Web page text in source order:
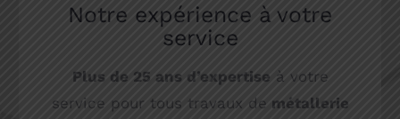
Notre expérience à votre
service
Plus de 25 ans d’expertise à votre
service pour tous travaux de métallerie